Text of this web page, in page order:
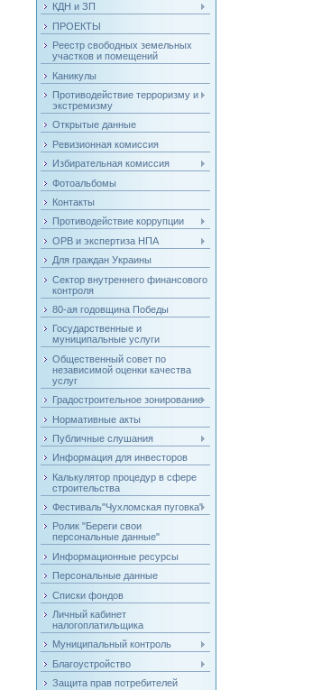
КДН и ЗП
ПРОЕКТЫ
Реестр свободных земельных
участков и помещений
Каникулы
Противодействие терроризму и
экстремизму
Открытые данные
Ревизионная комиссия
Избирательная комиссия
Фотоальбомы
Контакты
Противодействие коррупции
ОРВ и экспертиза НПА
Для граждан Украины
Сектор внутреннего финансового
контроля
80-ая годовщина Победы
Государственные и
муниципальные услуги
Общественный совет по
независимой оценки качества
услуг
Градостроительное зонирование
Нормативные акты
Публичные слушания
Информация для инвесторов
Калькулятор процедур в сфере
строительства
Фестиваль"Чухломская пуговка"
Ролик "Береги свои
персональные данные"
Информационные ресурсы
Персональные данные
Списки фондов
Личный кабинет
налогоплатильщика
Муниципальный контроль
Благоустройство
Защита прав потребителей